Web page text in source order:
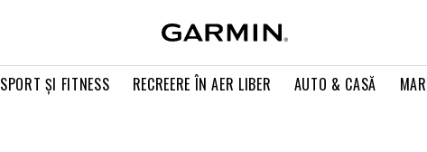
SPORT ŞI FITNESS RECREERE ÎN AER LIBER AUTO & CASĂ